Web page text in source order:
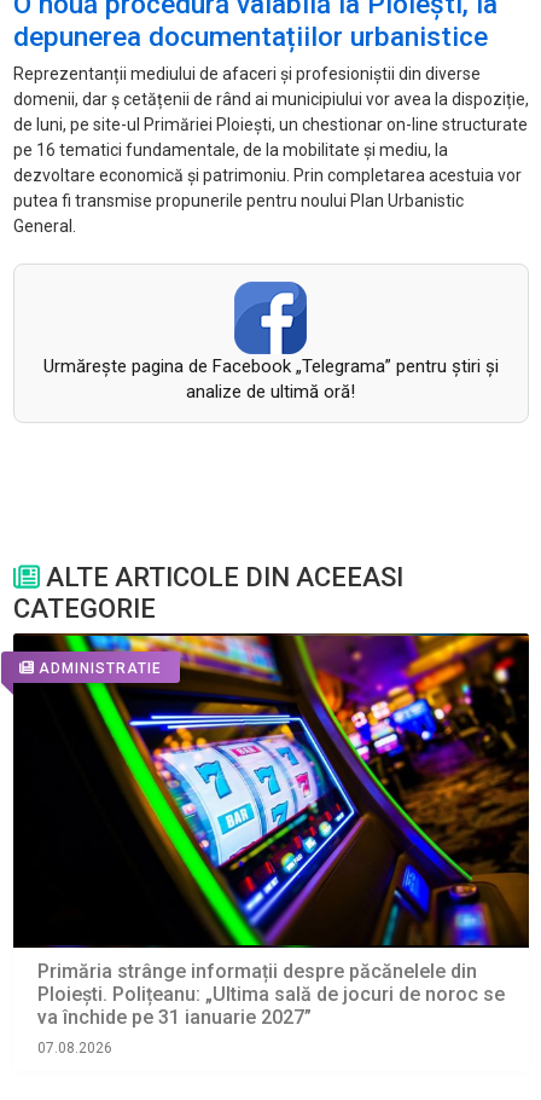
depunerea documentațiilor urbanistice
Reprezentanții mediului de afaceri și profesioniștii din diverse
domenii, dar ș cetățenii de rând ai municipiului vor avea la dispoziție,
de luni, pe site-ul Primăriei Ploiești, un chestionar on-line structurate
pe 16 tematici fundamentale, de la mobilitate și mediu, la
dezvoltare economică și patrimoniu. Prin completarea acestuia vor
putea fi transmise propunerile pentru noului Plan Urbanistic
General.
Urmăreşte pagina de Facebook „Telegrama” pentru ştiri şi
analize de ultimă oră!
ALTE ARTICOLE DIN ACEEASI
CATEGORIE
ADMINISTRATIE
Primăria strânge informații despre păcănelele din
Ploiești. Polițeanu: „Ultima sală de jocuri de noroc se
va închide pe 31 ianuarie 2027”
07.08.2026